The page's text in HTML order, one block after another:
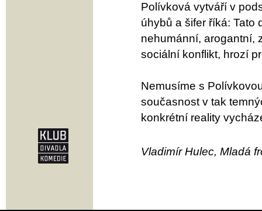
Polívková vytváří v
úhybů a šifer říká: Tato
nehumánní, arogantní,
sociální konflikt, hrozí
Nemusíme s
současnost v tak
konkrétní reality
Vladimír Hulec, Mladá